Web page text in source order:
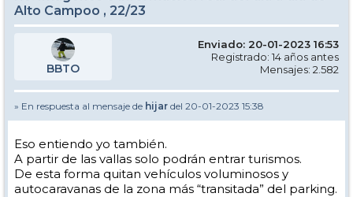
Alto Campoo , 22/23
BBTO
Enviado: 20-01-2023 16:53
Registrado: 14 años antes
Mensajes: 2.582
» En respuesta al mensaje de hijar del 20-01-2023 15:38
Eso entiendo yo también.
A partir de las vallas solo podrán entrar turismos.
De esta forma quitan vehículos voluminosos y
autocaravanas de la zona más “transitada” del parking.